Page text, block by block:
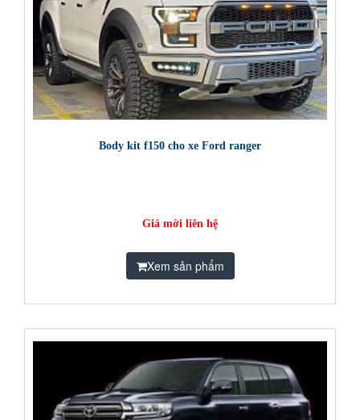
Body kit f150 cho xe Ford ranger
Giá mời liên hệ
Xem sản phẩm